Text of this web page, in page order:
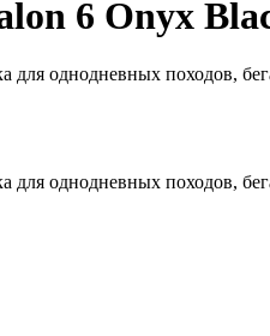
6 Onyx
для однодневных походов,
для однодневных походов,